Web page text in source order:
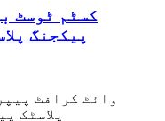
پیکجنگ